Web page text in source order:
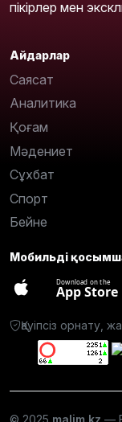
пікірлер мен
Айдарлар
Саясат
Аналитика
Қоғам
Мәдениет
Сұхбат
Спорт
Бейне
Мобильді
Download on the
App Store
Қауіпсіз орнату,
© 2025 malim.kz —